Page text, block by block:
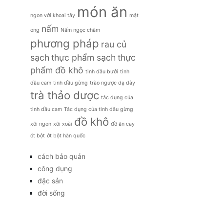
ngon với khoai tây món ăn mật
ong nấm Nấm ngọc châm
phương pháp rau củ
sạch thực phẩm sạch thực
phẩm đồ khô tinh dầu bưởi tinh
dầu cam tinh dầu gừng trào ngược dạ dày
trà thảo dược tác dụng của
tinh dầu cam Tác dụng của tinh dầu gừng
xôi ngon xôi xoài đồ khô đồ ăn cay
ớt bột ớt bột hàn quốc
cách bảo quản
công dụng
đặc sản
đời sống